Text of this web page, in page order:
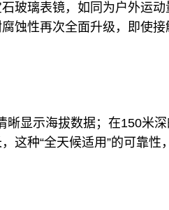
玻璃表镜，如同为户外运
蚀性再次全面升级，即使
显示海拔数据；在150米
这种“全天候适用”的可靠性